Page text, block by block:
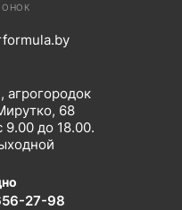
агрогородок
68
9.00 до 18.00.
27-98